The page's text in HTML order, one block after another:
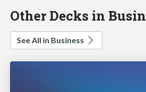
Other Decks in
See All in Business